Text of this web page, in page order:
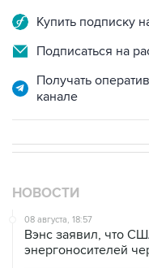
Купить подписку
Подписаться на
Получать
канале
НОВОСТИ
08 августа, 18:57
Вэнс заявил, что
энергоносителей